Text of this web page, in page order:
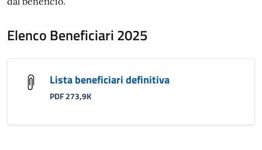
Elenco Beneficiari 2025
Lista beneficiari definitiva
PDF 273,9K